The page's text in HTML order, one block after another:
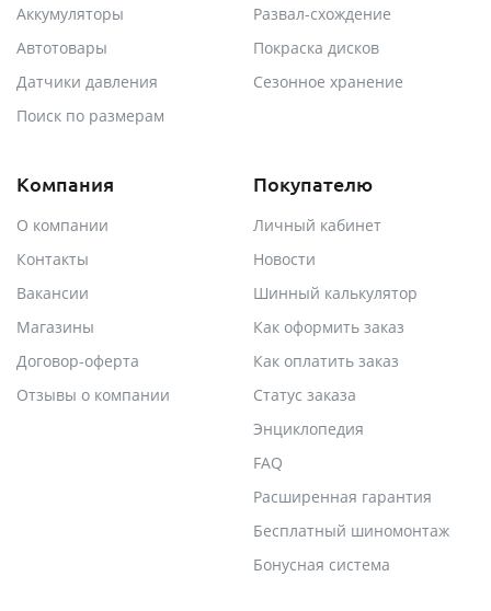
Аккумуляторы
Автотовары
Датчики давления
Поиск по размерам
Развал-схождение
Покраска дисков
Сезонное хранение
Компания
О компании
Контакты
Вакансии
Магазины
Договор-оферта
Отзывы о компании
Покупателю
Личный кабинет
Новости
Шинный калькулятор
Как оформить заказ
Как оплатить заказ
Статус заказа
Энциклопедия
FAQ
Расширенная гарантия
Бесплатный шиномонтаж
Бонусная система